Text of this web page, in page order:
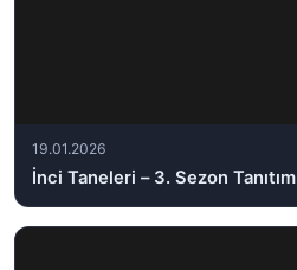
19.01.2026
İnci Taneleri – 3. Sezon Tanıtım